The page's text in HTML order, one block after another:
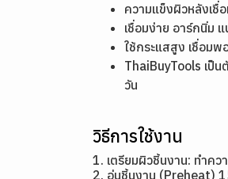
ความแข็งผิวหลังเชื่
เชื่อมง่าย อาร์กนิ่ม
ใช้กระแสสูง เชื่อม
ThaiBuyTools เป็
วัน
วิธีการใช้งาน
1. เตรียมผิวชิ้นงาน: ทำค
2. อุ่นชิ้นงาน (Preheat)